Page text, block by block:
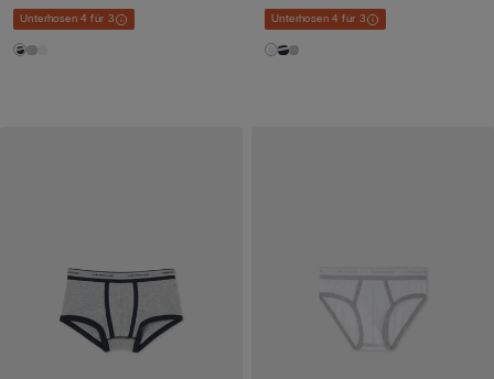
Unterhosen 4 für 3 Unterhosen 4 für 3